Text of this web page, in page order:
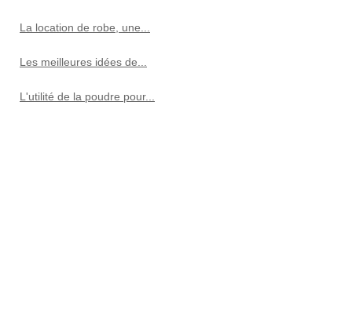
La location de robe, une...
Les meilleures idées de...
L'utilité de la poudre pour...